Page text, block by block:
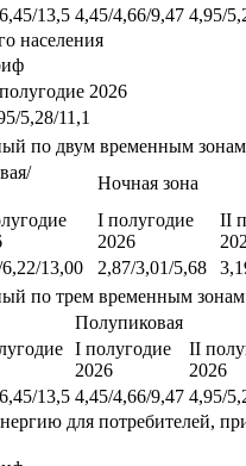
13,5 4,45/4,66/9,47 4,95/
населения
2026
5,28/11,1
по двум временным зонам
Ночная зона
I полугодие
2026
II
13,00 2,87/3,01/5,68
по трем временным зонам
Полупиковая
I полугодие
2026
II
2026
13,5 4,45/4,66/9,47 4,95/
для потребителей,